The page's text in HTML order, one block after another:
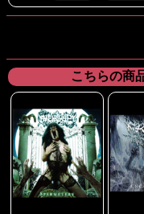
こちらの商